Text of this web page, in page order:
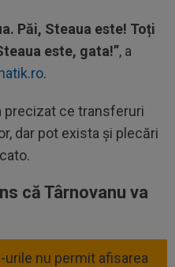
Păi, Steaua este! Toți
este, gata!”, a
.
precizat ce transferuri
dar pot exista și plecări
că Târnovanu va
nu permit afisarea